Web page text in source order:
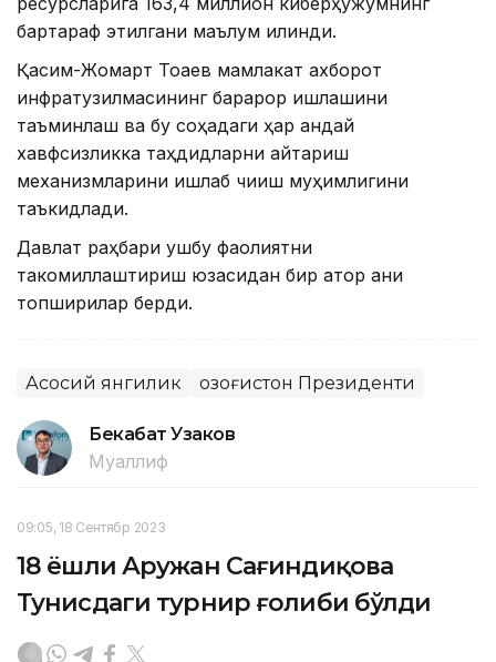
бартараф этилгани маълум қилинди.
Қасим-Жомарт Тоқаев мамлакат ахборот
инфратузилмасининг барқарор ишлашини
таъминлаш ва бу соҳадаги ҳар қандай
хавфсизликка таҳдидларни қайтариш
механизмларини ишлаб чиқиш муҳимлигини
таъкидлади.
Давлат раҳбари ушбу фаолиятни
такомиллаштириш юзасидан бир қатор аниқ
топшириқлар берди.
Асосий янгилик Қозоғистон Президенти
Бекабат Узаков
Муаллиф
09:05, 18 Сентябр 2023
18 ёшли Аружан Сағиндиқова
Тунисдаги турнир ғолиби бўлди